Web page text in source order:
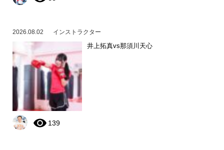
2026.08.02 インストラクター
井上拓真vs那須川天心
139